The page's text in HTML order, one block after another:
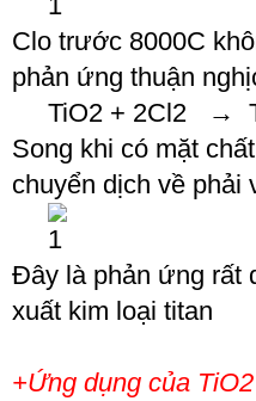
Clo trước 8000C
phản ứng thuận
TiO2 + 2Cl2 →
Song khi có mặt
chuyển dịch về phải
Đây là phản ứng rất
xuất kim loại titan
+Ứng dụng của TiO2